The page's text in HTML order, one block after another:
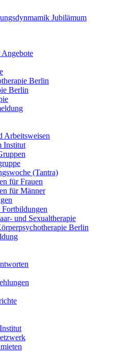
Berlin
Berlin
Arbeitsweisen
Institut
(Tantra)
für Frauen
für Männer
und Sexualtherapie
Berlin